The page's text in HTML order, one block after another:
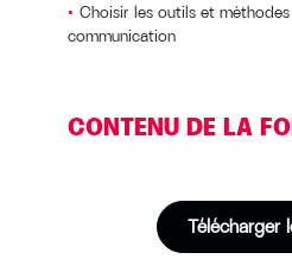
Choisir les outils et
communication
CONTENU DE LA
Télécharger